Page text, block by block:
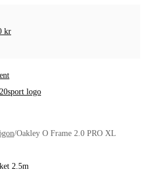
kr
/Oakley O Frame 2.0 PRO XL